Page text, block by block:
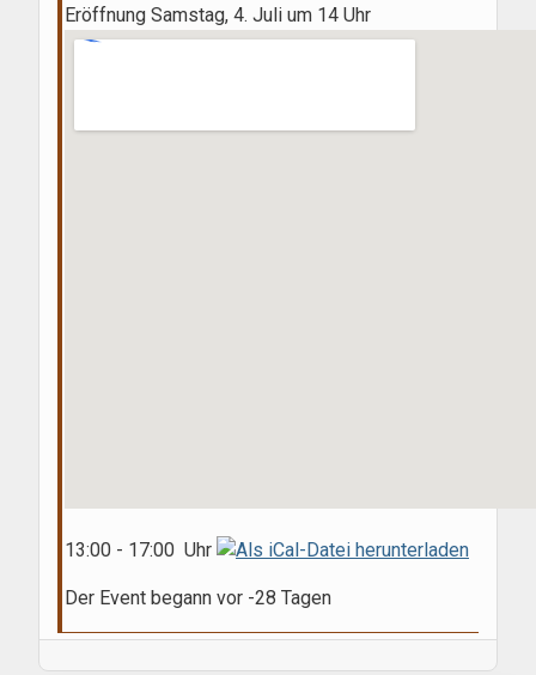
Eröffnung Samstag, 4. Juli um 14 Uhr
13:00 - 17:00 Uhr
Der Event begann vor -28 Tagen